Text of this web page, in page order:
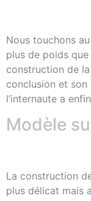
Nous touchons
plus de poids
construction de
conclusion et
l’internaute a
Modèle
La construction
plus délicat mais